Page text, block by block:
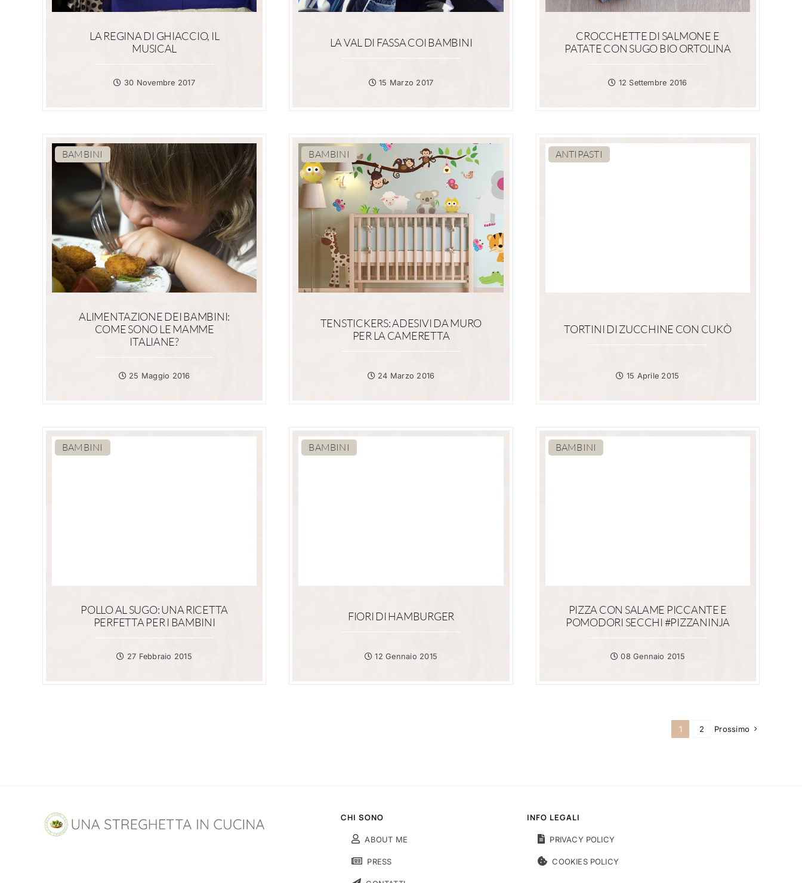
LA REGINA DI GHIACCIO, IL
MUSICAL
30 Novembre 2017
LA VAL DI FASSA COI BAMBINI
15 Marzo 2017
CROCCHETTE DI SALMONE E
PATATE CON SUGO BIO ORTOLINA
12 Settembre 2016
BAMBINI
ALIMENTAZIONE DEI BAMBINI:
COME SONO LE MAMME
ITALIANE?
25 Maggio 2016
BAMBINI
TENSTICKERS: ADESIVI DA MURO
PER LA CAMERETTA
24 Marzo 2016
ANTIPASTI
TORTINI DI ZUCCHINE CON CUKÒ
15 Aprile 2015
BAMBINI
POLLO AL SUGO: UNA RICETTA
PERFETTA PER I BAMBINI
27 Febbraio 2015
BAMBINI
FIORI DI HAMBURGER
12 Gennaio 2015
BAMBINI
PIZZA CON SALAME PICCANTE E
POMODORI SECCHI #PIZZANINJA
08 Gennaio 2015
1 2 Prossimo
CHI SONO
ABOUT ME
PRESS
INFO LEGALI
PRIVACY POLICY
COOKIES POLICY